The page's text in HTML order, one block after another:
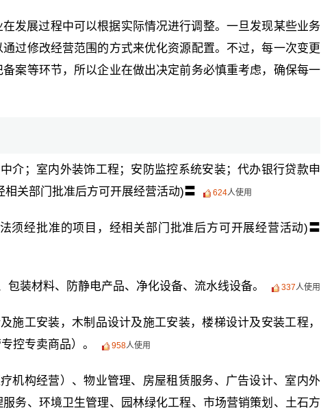
发展过程中可以根据实际情况进行调整。一旦发现某些业务
过修改经营范围的方式来优化资源配置。不过，每一次变更
案等环节，所以企业在做出决定前务必慎重考虑，确保每一
介；室内外装饰工程；安防监控系统安装；代办银行贷款申
关部门批准后方可开展经营活动)〓
624人使用
须经批准的项目，经相关部门批准后方可开展经营活动)〓
装材料、防静电产品、净化设备、流水线设备。 337人使用
施工安装，木制品设计及施工安装，楼梯设计及安装工程，
控专卖商品）。
958人使用
机构经营）、物业管理、房屋租赁服务、广告设计、室内外
务、环境卫生管理、园林绿化工程、市场营销策划、土石方